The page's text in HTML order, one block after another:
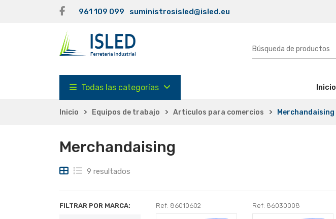
961 109 099 suministrosisled@isled.eu
Todas las categorías Inicio
Inicio Equipos de trabajo Articulos para comercios Merchandaising
Merchandaising
9 resultados
FILTRAR POR MARCA: Ref: 86010602 Ref: 86030008